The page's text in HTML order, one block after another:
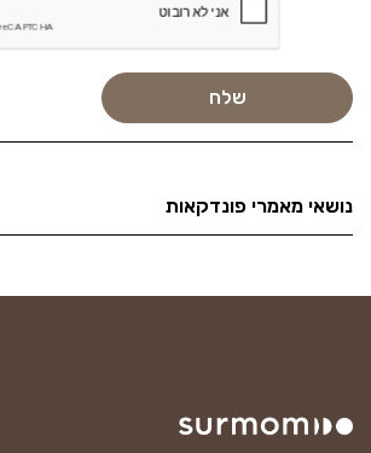
נושאי מאמרי פונדקאות